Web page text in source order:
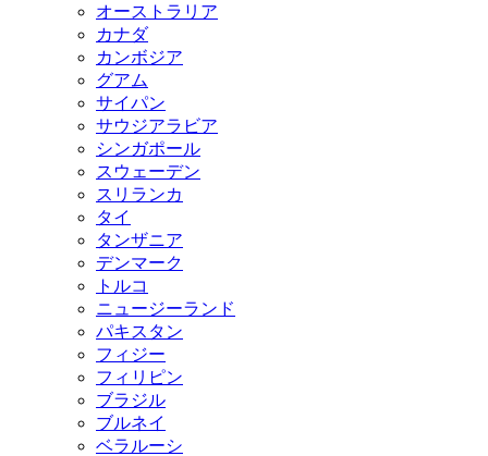
オーストラリア
カナダ
カンボジア
グアム
サイパン
サウジアラビア
シンガポール
スウェーデン
スリランカ
タイ
タンザニア
デンマーク
トルコ
ニュージーランド
パキスタン
フィジー
フィリピン
ブラジル
ブルネイ
ベラルーシ